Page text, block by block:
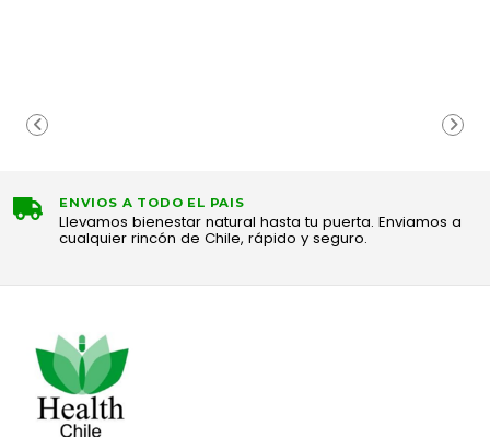
ENVIOS A TODO EL PAIS
Llevamos bienestar natural hasta tu puerta. Enviamos a
cualquier rincón de Chile, rápido y seguro.